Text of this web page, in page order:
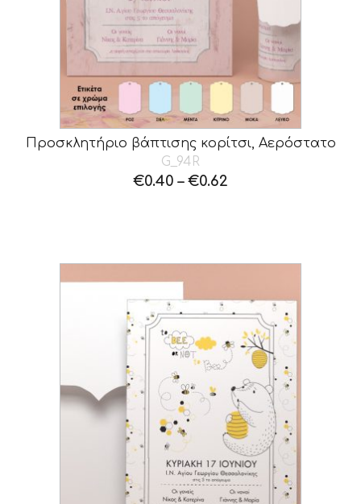
Προσκλητήριο βάπτισης κορίτσι, Αερόστατο
G_94R
€0.40 – €0.62